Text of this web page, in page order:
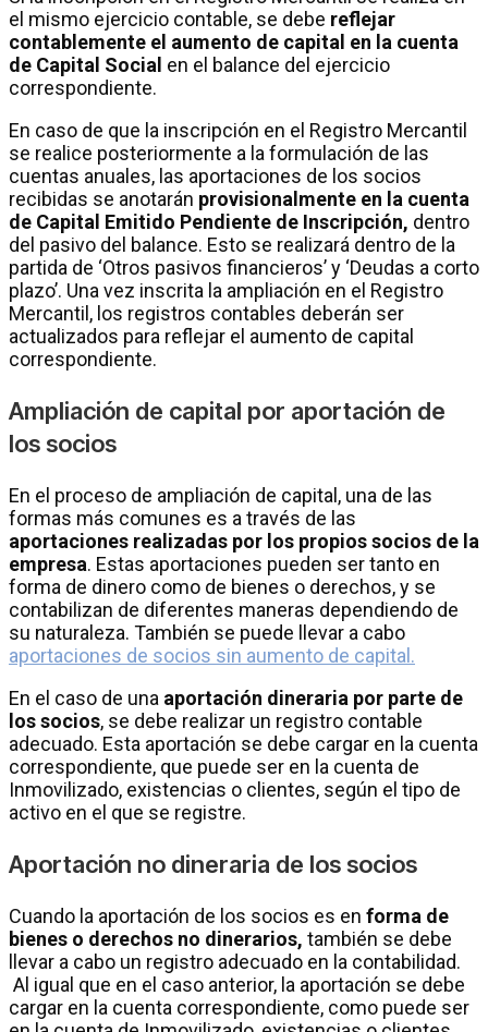
el mismo ejercicio contable, se debe reflejar
contablemente el aumento de capital en la cuenta
de Capital Social en el balance del ejercicio
correspondiente.
En caso de que la inscripción en el Registro Mercantil
se realice posteriormente a la formulación de las
cuentas anuales, las aportaciones de los socios
recibidas se anotarán provisionalmente en la cuenta
de Capital Emitido Pendiente de Inscripción, dentro
del pasivo del balance. Esto se realizará dentro de la
partida de ‘Otros pasivos financieros’ y ‘Deudas a corto
plazo’. Una vez inscrita la ampliación en el Registro
Mercantil, los registros contables deberán ser
actualizados para reflejar el aumento de capital
correspondiente.
Ampliación de capital por aportación de
los socios
En el proceso de ampliación de capital, una de las
formas más comunes es a través de las
aportaciones realizadas por los propios socios de la
empresa. Estas aportaciones pueden ser tanto en
forma de dinero como de bienes o derechos, y se
contabilizan de diferentes maneras dependiendo de
su naturaleza. También se puede llevar a cabo
aportaciones de socios sin aumento de capital.
En el caso de una aportación dineraria por parte de
los socios, se debe realizar un registro contable
adecuado. Esta aportación se debe cargar en la cuenta
correspondiente, que puede ser en la cuenta de
Inmovilizado, existencias o clientes, según el tipo de
activo en el que se registre.
Aportación no dineraria de los socios
Cuando la aportación de los socios es en forma de
bienes o derechos no dinerarios, también se debe
llevar a cabo un registro adecuado en la contabilidad.
Al igual que en el caso anterior, la aportación se debe
cargar en la cuenta correspondiente, como puede ser